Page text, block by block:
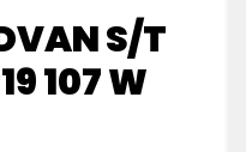
S/T
107 W